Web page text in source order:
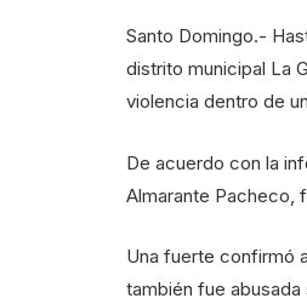
Santo Domingo.-
distrito municipal La
violencia dentro de
De acuerdo con la
Almarante Pacheco,
Una fuerte confirmó
también fue